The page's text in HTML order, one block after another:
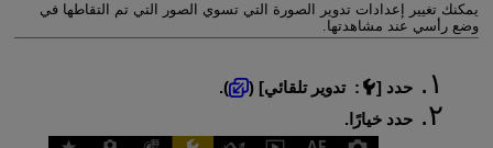
يمكنك تغيير إعدادات تدوير الصورة التي تسوي الصور التي تم التقاطها في
وضع رأسي عند مشاهدتها.
حدد [ :تدوير تلقائي] (
).
حدد خيارًا.